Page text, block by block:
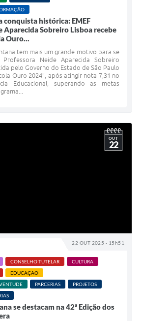
conquista histórica: EMEF
Aparecida Sobreiro Lisboa recebe
Ouro...
tem mais um grande motivo para se
Professora Neide Aparecida Sobreiro
pelo Governo do Estado de São Paulo
Ouro 2024”, após atingir nota 7,31 no
Educacional, superando as metas
22 OUT 2025 - 15h51
OUT
22
CONSELHO TUTELAR
CULTURA
EDUCAÇÃO
PARCERIAS
PROJETOS
se destacam na 42ª Edição dos